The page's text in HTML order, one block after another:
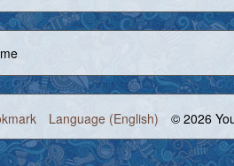
Language (English) © 2026